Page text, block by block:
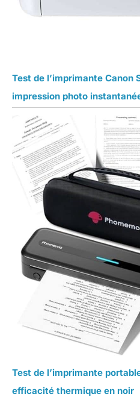
Test de l’imprimante Canon
impression photo
Test de l’imprimante
efficacité thermique en noir